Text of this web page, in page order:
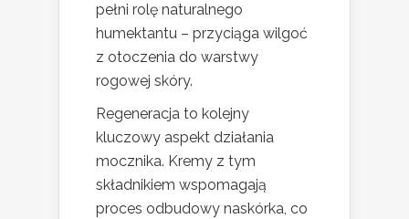
pełni rolę naturalnego
humektantu – przyciąga wilgoć
z otoczenia do warstwy
rogowej skóry.
Regeneracja to kolejny
kluczowy aspekt działania
mocznika. Kremy z tym
składnikiem wspomagają
proces odbudowy naskórka, co